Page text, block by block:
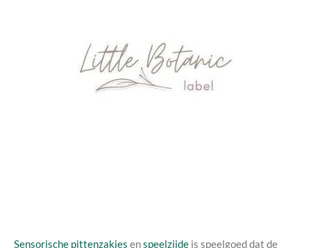
Sensorische pittenzakjes enspeelzijde is speelgoed dat de